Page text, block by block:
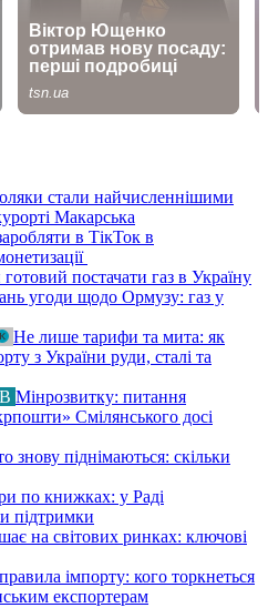
стали найчисленнішими
Макарська
в ТікТок в
постачати газ в Україну
угоди щодо Ормузу: газ у
Не лише тарифи та мита: як
з України руди, сталі та
Мінрозвитку: питання
Смілянського досі
знову піднімаються: скільки
по книжках: у Раді
підтримки
на світових ринках: ключові
імпорту: кого торкнеться
експортерам